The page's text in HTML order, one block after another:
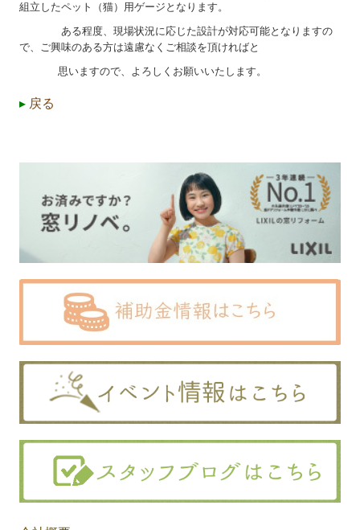
組立したペット（猫）用ゲージとなります。
ある程度、現場状況に応じた設計が対応可能となりますの
で、ご興味のある方は遠慮なくご相談を頂ければと
思いますので、よろしくお願いいたします。
▸ 戻る